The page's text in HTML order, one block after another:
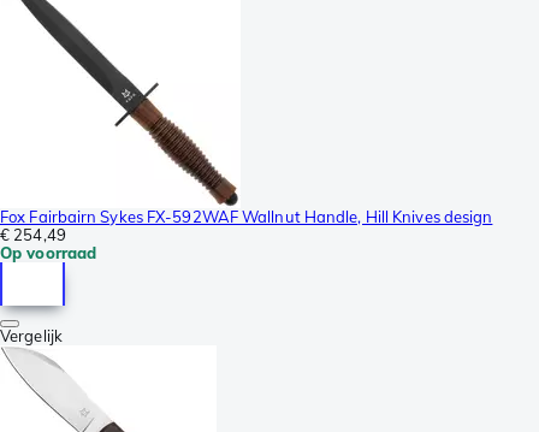
Fox Fairbairn Sykes FX-592WAF Wallnut Handle, Hill Knives design
€ 254,49
Op voorraad
Vergelijk